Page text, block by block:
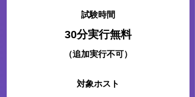
試験時間
30分実行無料
​（追加実行不可）​
対象ホスト